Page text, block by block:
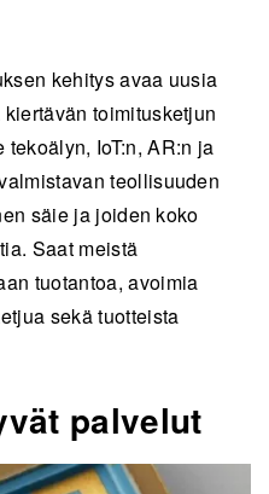
kehitys avaa uusia
toimitusketjun
IoT:n, AR:n ja
teollisuuden
säie ja joiden koko
Saat meistä
tuotantoa, avoimia
sekä tuotteista
palvelut